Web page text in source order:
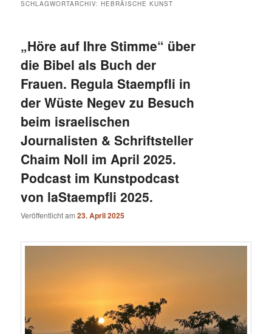
SCHLAGWORTARCHIV:HEBRÄISCHE KUNST
„Höre auf Ihre Stimme“ über
die Bibel als Buch der
Frauen. Regula Staempfli in
der Wüste Negev zu Besuch
beim israelischen
Journalisten & Schriftsteller
Chaim Noll im April 2025.
Podcast im Kunstpodcast
von laStaempfli 2025.
Veröffentlicht am23. April 2025